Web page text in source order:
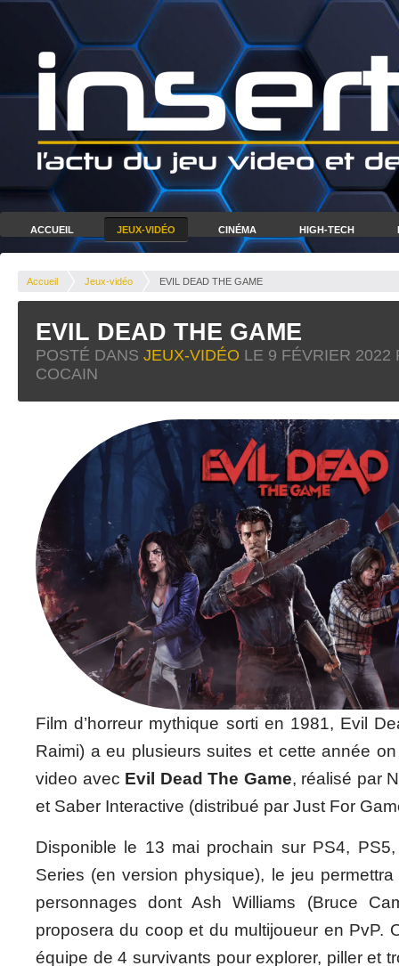
ACCUEIL JEUX-VIDÉO CINÉMA HIGH-TECH
Accueil Jeux-vidéo EVIL DEAD THE GAME
EVIL DEAD THE GAME
POSTÉ DANS JEUX-VIDÉO LE 9 FÉVRIER 2022
COCAIN
Film d’horreur mythique sorti en 1981, Evil
Raimi) a eu plusieurs suites et cette année
video avec Evil Dead The Game, réalisé par
et Saber Interactive (distribué par Just For
Disponible le 13 mai prochain sur PS4,
Series (en version physique), le jeu permettra
personnages dont Ash Williams (Bruce
proposera du coop et du multijoueur en PvP.
équipe de 4 survivants pour explorer, piller et